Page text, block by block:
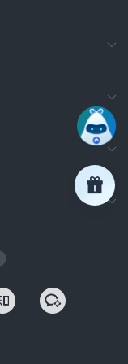
days)
9:30-
Email